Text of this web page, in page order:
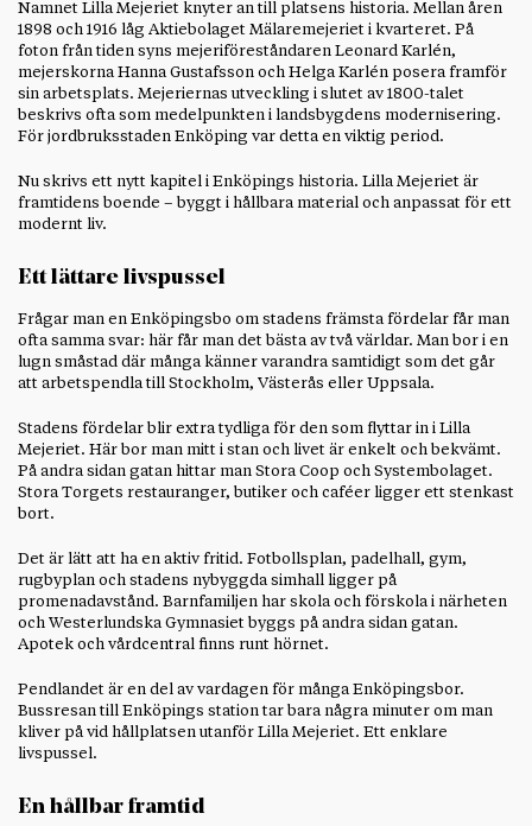
Namnet Lilla Mejeriet knyter an till platsens historia. Mellan åren
1898 och 1916 låg Aktiebolaget Mälaremejeriet i kvarteret. På
foton från tiden syns mejeriföreståndaren Leonard Karlén,
mejerskorna Hanna Gustafsson och Helga Karlén posera framför
sin arbetsplats. Mejeriernas utveckling i slutet av 1800-talet
beskrivs ofta som medelpunkten i landsbygdens modernisering.
För jordbruksstaden Enköping var detta en viktig period.
Nu skrivs ett nytt kapitel i Enköpings historia. Lilla Mejeriet är
framtidens boende – byggt i hållbara material och anpassat för ett
modernt liv.
Ett lättare livspussel
Frågar man en Enköpingsbo om stadens främsta fördelar får man
ofta samma svar: här får man det bästa av två världar. Man bor i en
lugn småstad där många känner varandra samtidigt som det går
att arbetspendla till Stockholm, Västerås eller Uppsala.
Stadens fördelar blir extra tydliga för den som flyttar in i Lilla
Mejeriet. Här bor man mitt i stan och livet är enkelt och bekvämt.
På andra sidan gatan hittar man Stora Coop och Systembolaget.
Stora Torgets restauranger, butiker och caféer ligger ett stenkast
bort.
Det är lätt att ha en aktiv fritid. Fotbollsplan, padelhall, gym,
rugbyplan och stadens nybyggda simhall ligger på
promenadavstånd. Barnfamiljen har skola och förskola i närheten
och Westerlundska Gymnasiet byggs på andra sidan gatan.
Apotek och vårdcentral finns runt hörnet.
Pendlandet är en del av vardagen för många Enköpingsbor.
Bussresan till Enköpings station tar bara några minuter om man
kliver på vid hållplatsen utanför Lilla Mejeriet. Ett enklare
livspussel.
En hållbar framtid